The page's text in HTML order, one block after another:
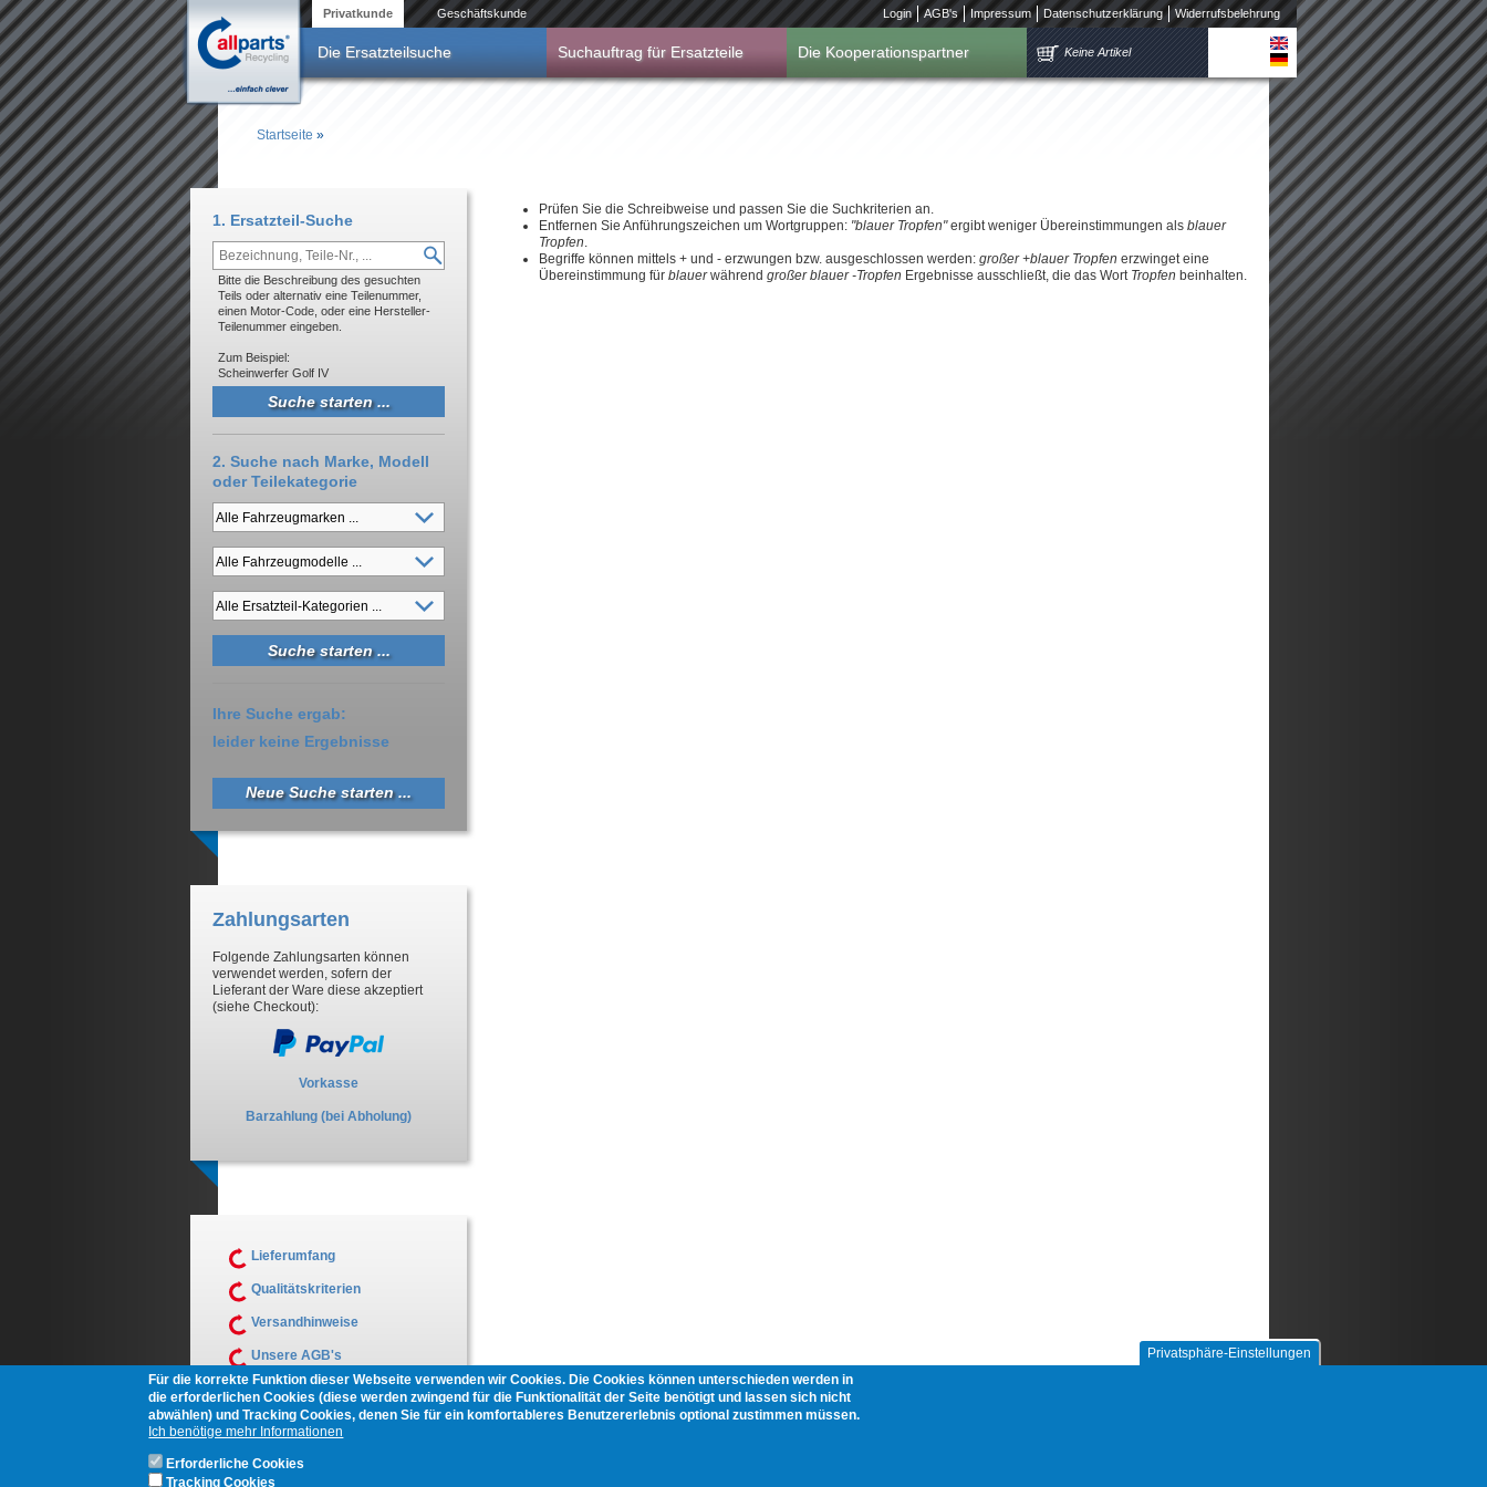
Direkt zum Inhalt Privatkunde Geschäftskunde Login AGB's Impressum Datenschutzerklärung Widerrufsbelehrung
Die Ersatzteilsuche Suchauftrag für Ersatzteile Die Kooperationspartner Keine Artikel
Startseite »
Prüfen Sie die Schreibweise und passen Sie die Suchkriterien an.
Entfernen Sie Anführungszeichen um Wortgruppen: "blauer Tropfen"ergibt weniger Übereinstimmungen als blauer
Tropfen.
Begriffe können mittels + und - erzwungen bzw. ausgeschlossen werden: großer +blauer Tropfen erzwinget eine
Übereinstimmung für blauerwährend großer blauer -Tropfen Ergebnisse ausschließt, die das Wort Tropfen beinhalten.
1. Ersatzteil-Suche
Bitte die Beschreibung des gesuchten
Teils oder alternativ eine Teilenummer,
einen Motor-Code, oder eine Hersteller-
Teilenummer eingeben.
Zum Beispiel:
Scheinwerfer Golf IV
2. Suche nach Marke, Modell
oder Teilekategorie
Ihre Suche ergab:
leider keine Ergebnisse
Neue Suche starten ...
Zahlungsarten
Folgende Zahlungsarten können
verwendet werden, sofern der
Lieferant der Ware diese akzeptiert
(siehe Checkout):
Vorkasse
Barzahlung (bei Abholung)
Lieferumfang
Qualitätskriterien
Versandhinweise
Unsere AGB's
Muster Widerrufsformular
Privatsphäre-Einstellungen
Für die korrekte Funktion dieser Webseite verwenden wir Cookies. Die Cookies können unterschieden werden in
die erforderlichen Cookies (diese werden zwingend für die Funktionalität der Seite benötigt und lassen sich nicht
abwählen) und Tracking Cookies, denen Sie für ein komfortableres Benutzererlebnis optional zustimmen müssen.
Ich benötige mehr Informationen
Erforderliche Cookies
Tracking Cookies